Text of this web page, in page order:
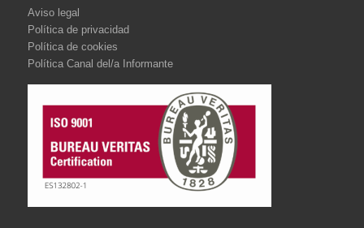
Aviso legal
Política de privacidad
Política de cookies
Política Canal del/a Informante